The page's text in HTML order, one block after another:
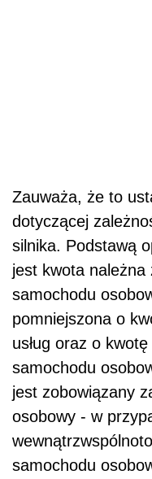
Zauważa, że to
dotyczącej
silnika. Podstawą
jest kwota należna
samochodu
pomniejszona o
usług oraz o
samochodu
jest zobowiązany
osobowy - w
samochodu